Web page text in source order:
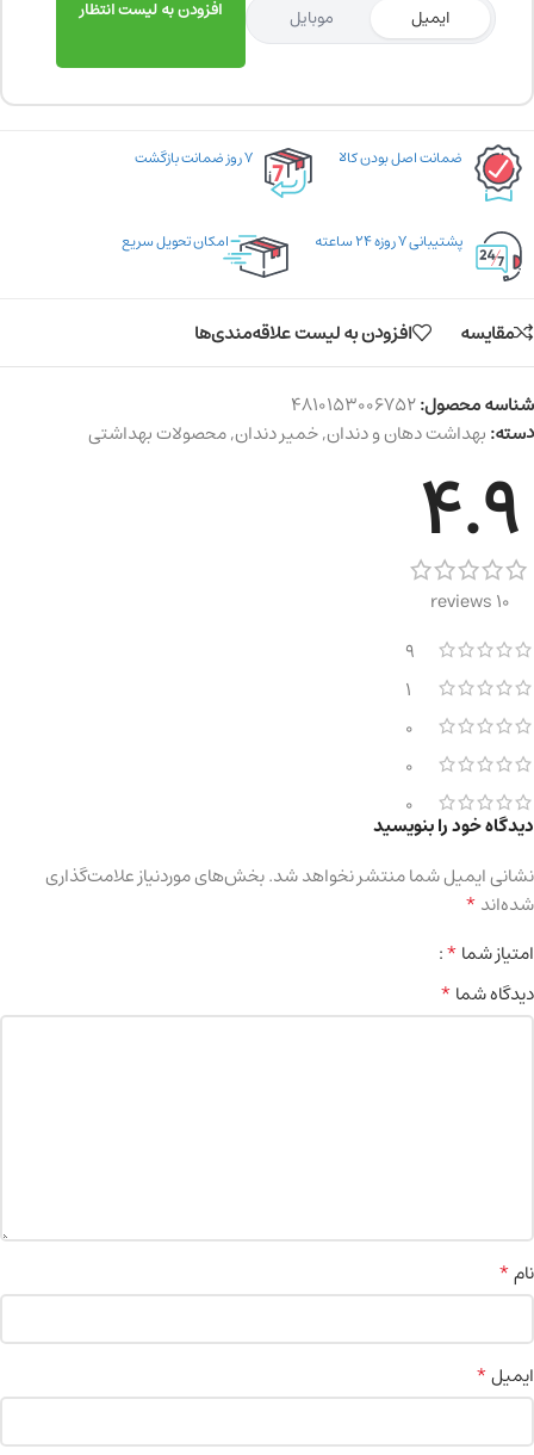
ایمیل موبایل افزودن به لیست انتظار
ضمانت اصل بودن کالا ۷ روز ضمانت بازگشت
پشتیبانی ۷ روزه ۲۴ ساعته امکان تحویل سریع
مقایسه افزودن به لیست علاقه‌مندی‌ها
شناسه محصول:4810153006752
دسته:بهداشت دهان و دندان,خمیر دندان,محصولات بهداشتی
4.9
10 reviews
9
1
0
0
0
دیدگاه خود را بنویسید
نشانی ایمیل شما منتشر نخواهد شد.بخش‌های موردنیاز علامت‌گذاری
شده‌اند*
امتیاز شما*
دیدگاه شما*
نام*
ایمیل*